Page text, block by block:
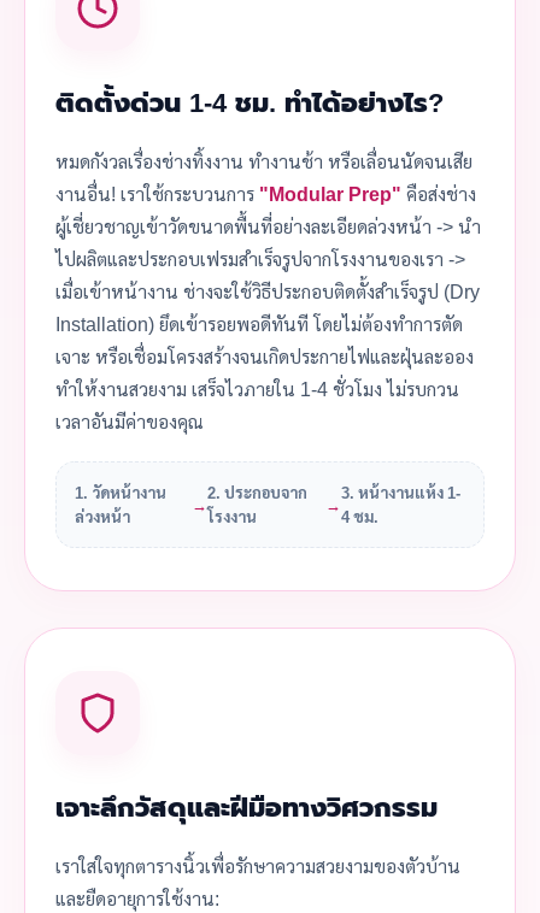
ติดตั้งด่วน 1-4 ชม. ทำได้อย่างไร?
หมดกังวลเรื่องช่างทิ้งงาน ทำงานช้า หรือเลื่อนนัดจนเสีย
งานอื่น! เราใช้กระบวนการ "Modular Prep" คือส่งช่าง
ผู้เชี่ยวชาญเข้าวัดขนาดพื้นที่อย่างละเอียดล่วงหน้า -> นำ
ไปผลิตและประกอบเฟรมสำเร็จรูปจากโรงงานของเรา ->
เมื่อเข้าหน้างาน ช่างจะใช้วิธีประกอบติดตั้งสำเร็จรูป (Dry
Installation) ยึดเข้ารอยพอดีทันที โดยไม่ต้องทำการตัด
เจาะ หรือเชื่อมโครงสร้างจนเกิดประกายไฟและฝุ่นละออง
ทำให้งานสวยงาม เสร็จไวภายใน 1-4 ชั่วโมง ไม่รบกวน
เวลาอันมีค่าของคุณ
1. วัดหน้างาน
ล่วงหน้า
→
2. ประกอบจาก
โรงงาน
→
3. หน้างานแห้ง 1-
4 ชม.
เจาะลึกวัสดุและฝีมือทางวิศวกรรม
เราใส่ใจทุกตารางนิ้วเพื่อรักษาความสวยงามของตัวบ้าน
และยืดอายุการใช้งาน: